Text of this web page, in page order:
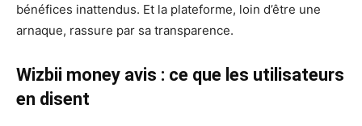
bénéfices inattendus. Et la plateforme, loin d’être une
arnaque, rassure par sa transparence.
Wizbii money avis : ce que les utilisateurs
en disent